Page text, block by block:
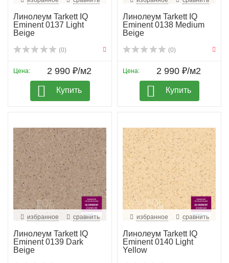
Линолеум Tarkett IQ
Eminent 0137 Light
Beige
(0)
Цена: 2 990 ₽/м2
Купить
Линолеум Tarkett IQ
Eminent 0138 Medium
Beige
(0)
Цена: 2 990 ₽/м2
Купить
избранное сравнить
Линолеум Tarkett IQ
Eminent 0139 Dark
Beige
избранное сравнить
Линолеум Tarkett IQ
Eminent 0140 Light
Yellow